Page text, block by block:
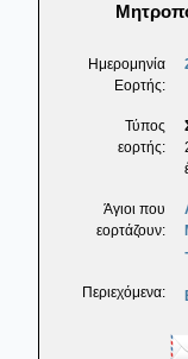
Ημερομηνία
Εορτής:
Τύπος
εορτής:
Άγιοι που
εορτάζουν:
Περιεχόμενα: